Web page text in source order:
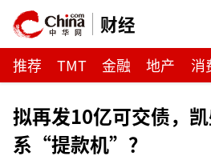
财经
推荐 TMT 金融 地产 消
拟再发10亿可交债，
系“提款机”？